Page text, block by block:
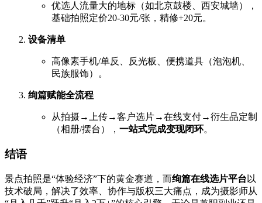
优选人流量大的地标（如北京鼓楼、西安城墙），
基础拍照定价20-30元/张，精修+20元。
设备清单
高像素手机/单反、反光板、便携道具（泡泡机、
民族服饰）。
绚篇赋能全流程
从拍摄→上传→客户选片→在线支付→衍生品定制
（相册/摆台）， 一站式完成变现闭环。
结语
景点拍照是“体验经济”下的黄金赛道，而绚篇在线选片平台 以
技术破局，解决了效率、协作与版权三大痛点，成为摄影师从